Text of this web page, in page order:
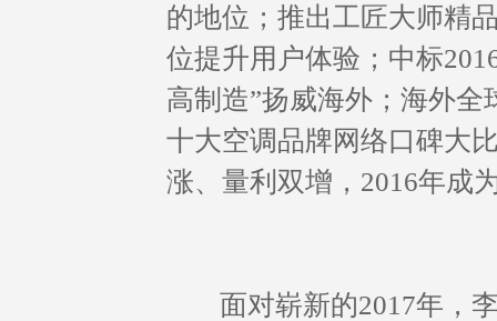
的地位；推出工匠大师精
位提升用户体验；中标
高制造”扬威海外；海外
十大空调品牌网络口碑大
涨、量利双增，2016年成
面对崭新的2017年，李